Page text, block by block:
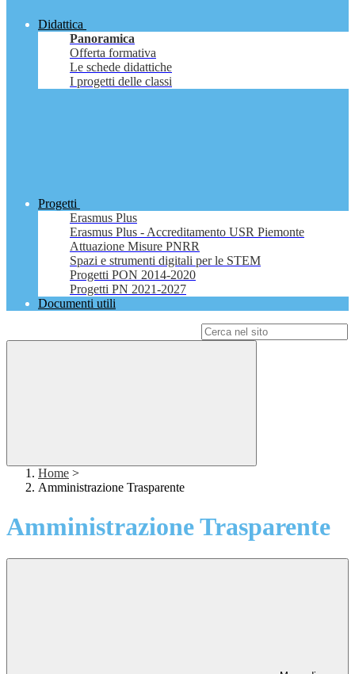
Didattica
Panoramica
Offerta formativa
Le schede didattiche
I progetti delle classi
Progetti
Erasmus Plus
Erasmus Plus - Accreditamento USR Piemonte
Attuazione Misure PNRR
Spazi e strumenti digitali per le STEM
Progetti PON 2014-2020
Progetti PN 2021-2027
Documenti utili
Home >
Amministrazione Trasparente
Amministrazione Trasparente